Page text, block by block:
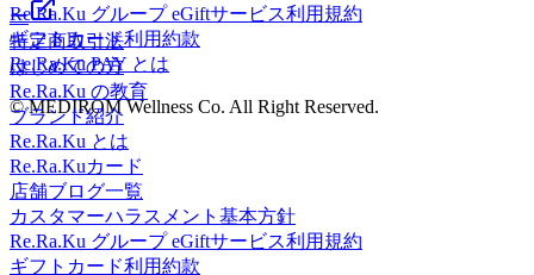
Re.Ra.Ku グループ eGiftサービス利用規約
ギフトカード利用約款
Re.Ra.Ku PAY とは
© MEDIROM Wellness Co. All Right Reserved.
ー
特定商取引法
はじめての方
Re.Ra.Ku の教育
ブランド紹介
Re.Ra.Ku とは
Re.Ra.Kuカード
店舗ブログ一覧
カスタマーハラスメント基本方針
Re.Ra.Ku グループ eGiftサービス利用規約
ギフトカード利用約款